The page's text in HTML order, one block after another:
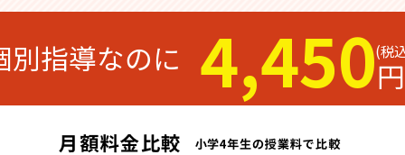
別指導なのに 4,450